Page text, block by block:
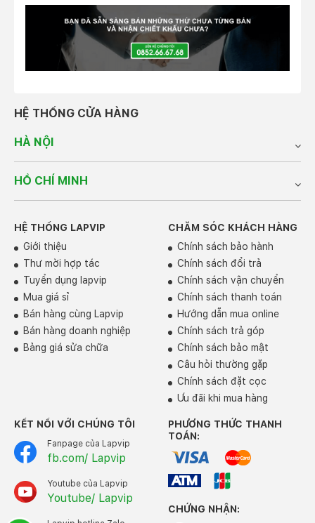
HỆ THỐNG CỬA HÀNG
HÀ NỘI
HỒ CHÍ MINH
HỆ THỐNG LAPVIP
Giới thiệu
Thư mời hợp tác
Tuyển dụng lapvip
Mua giá sỉ
Bán hàng cùng Lapvip
Bán hàng doanh nghiệp
Bảng giá sửa chữa
CHĂM SÓC KHÁCH HÀNG
Chính sách bảo hành
Chính sách đổi trả
Chính sách vận chuyển
Chính sách thanh toán
Hướng dẫn mua online
Chính sách trả góp
Chính sách bảo mật
Câu hỏi thường gặp
Chính sách đặt cọc
Ưu đãi khi mua hàng
KẾT NỐI VỚI CHÚNG TÔI
Fanpage của Lapvip
fb.com/ Lapvip
Youtube của Lapvip
Youtube/ Lapvip
PHƯƠNG THỨC THANH
TOÁN:
CHỨNG NHẬN: